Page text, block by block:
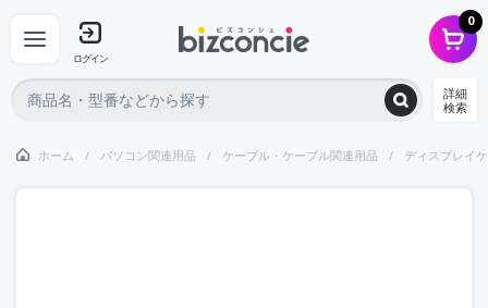
ログイン
0
詳細
検索
ホーム パソコン関連用品 ケーブル・ケーブル関連用品 ディスプレイ